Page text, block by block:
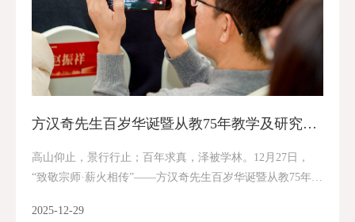
方汉奇先生百岁华诞暨从教75年教学及研究思想研讨会举行
高山仰止，景行行止；百年求真，泽被学林。12月27日，
“致敬宗师·薪火相传”——方汉奇先生百岁华诞暨从教75年教
媒体代表齐聚中国人民大学，回望中国新...
2025-12-29